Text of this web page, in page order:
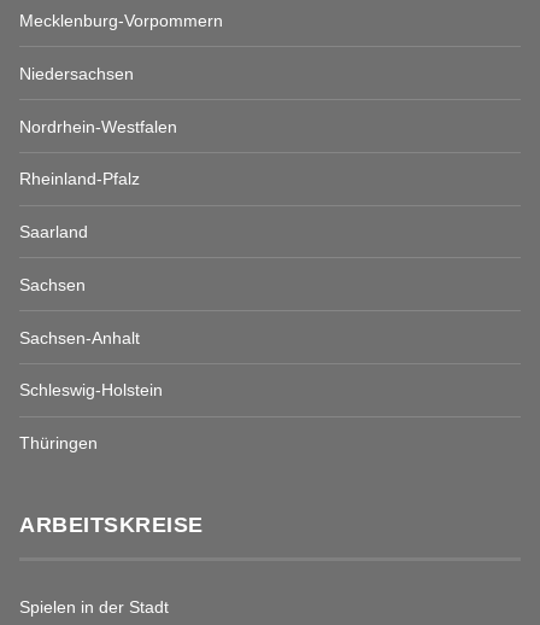
Mecklenburg-Vorpommern
Niedersachsen
Nordrhein-Westfalen
Rheinland-Pfalz
Saarland
Sachsen
Sachsen-Anhalt
Schleswig-Holstein
Thüringen
ARBEITSKREISE
Spielen in der Stadt